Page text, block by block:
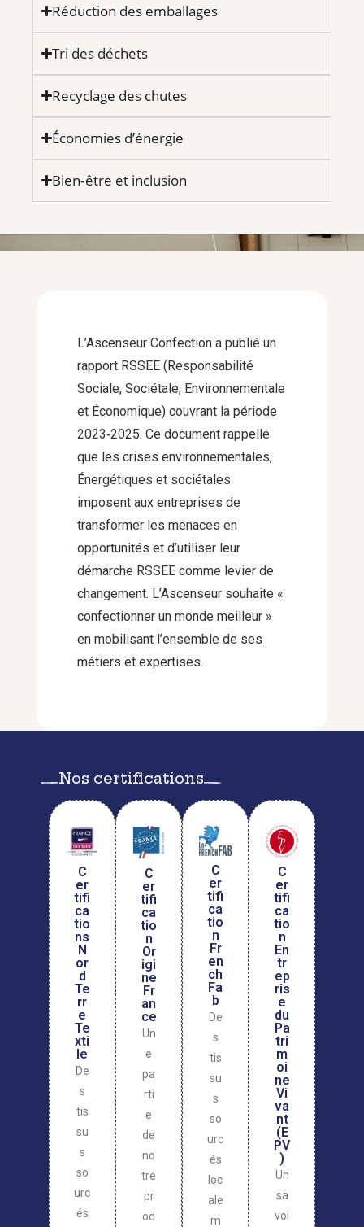
Réduction des emballages
Tri des déchets
Recyclage des chutes
Économies d’énergie
Bien‑être et inclusion
L’Ascenseur Confection a publié un
rapport RSSEE (Responsabilité
Sociale, Sociétale, Environnementale
et Économique) couvrant la période
2023‑2025. Ce document rappelle
que les crises environnementales,
Énergétiques et sociétales
imposent aux entreprises de
transformer les menaces en
opportunités et d’utiliser leur
démarche RSSEE comme levier de
changement. L’Ascenseur souhaite «
confectionner un monde meilleur »
en mobilisant l’ensemble de ses
métiers et expertises.
Nos certifications
C
er
tifi
ca
tio
ns
N
or
d
Te
rr
e
Te
xti
le
De
s
tis
su
s
so
urc
és
C
er
tifi
ca
tio
n
Or
igi
ne
Fr
an
ce
Un
e
pa
rti
e
de
no
tre
pr
od
C
er
tifi
ca
tio
n
Fr
en
ch
Fa
b
De
s
tis
su
s
so
urc
és
loc
ale
m
C
er
tifi
ca
tio
n
En
tr
ep
ris
e
du
Pa
tri
m
oi
ne
Vi
va
nt
(E
PV
)
Un
sa
voi